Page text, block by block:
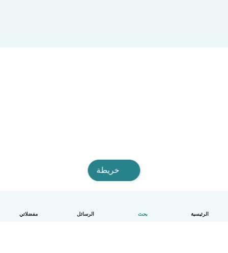
الرئيسية بحث الرسائل مفضلاتي
خريطة